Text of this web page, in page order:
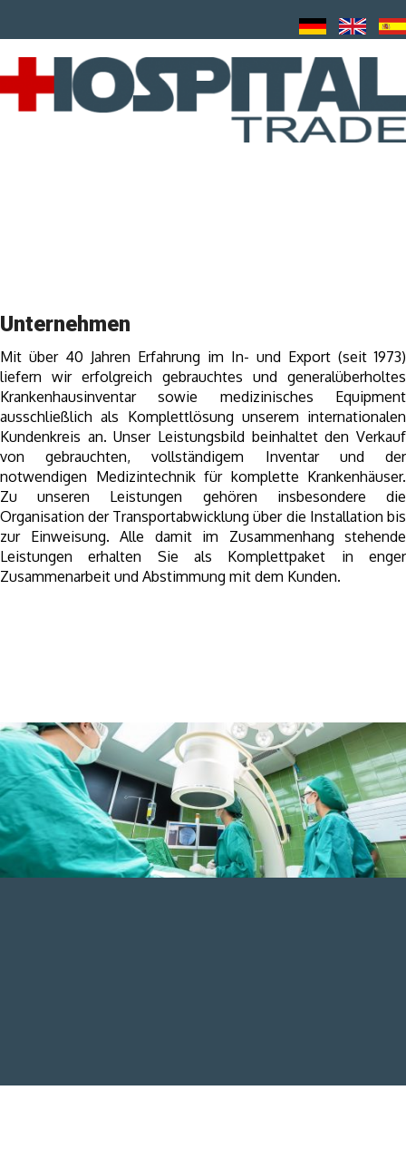
Unternehmen
Mit über 40 Jahren Erfahrung im In- und Export (seit 1973)
liefern wir erfolgreich gebrauchtes und generalüberholtes
Krankenhausinventar sowie medizinisches Equipment
ausschließlich als Komplettlösung unserem internationalen
Kundenkreis an. Unser Leistungsbild beinhaltet den Verkauf
von gebrauchten, vollständigem Inventar und der
notwendigen Medizintechnik für komplette Krankenhäuser.
Zu unseren Leistungen gehören insbesondere die
Organisation der Transportabwicklung über die Installation bis
zur Einweisung. Alle damit im Zusammenhang stehende
Leistungen erhalten Sie als Komplettpaket in enger
Zusammenarbeit und Abstimmung mit dem Kunden.